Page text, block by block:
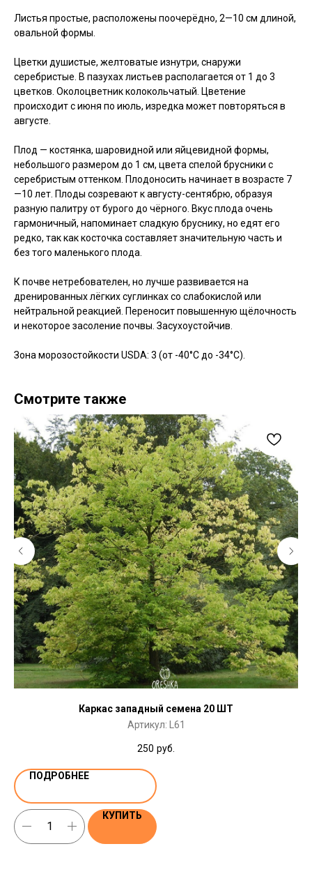
Листья простые, расположены поочерёдно, 2—10 см длиной,
овальной формы.
Цветки душистые, желтоватые изнутри, снаружи
серебристые. В пазухах листьев располагается от 1 до 3
цветков. Околоцветник колокольчатый. Цветение
происходит с июня по июль, изредка может повторяться в
августе.
Плод — костянка, шаровидной или яйцевидной формы,
небольшого размером до 1 см, цвета спелой брусники с
серебристым оттенком. Плодоносить начинает в возрасте 7
—10 лет. Плоды созревают к августу-сентябрю, образуя
разную палитру от бурого до чёрного. Вкус плода очень
гармоничный, напоминает сладкую бруснику, но едят его
редко, так как косточка составляет значительную часть и
без того маленького плода.
К почве нетребователен, но лучше развивается на
дренированных лёгких суглинках со слабокислой или
нейтральной реакцией. Переносит повышенную щёлочность
и некоторое засоление почвы. Засухоустойчив.
Зона морозостойкости USDA: 3 (от -40°C до -34°C).
Смотрите также
Каркас западный семена 20 ШТ
Артикул: L61
250 руб.
ПОДРОБНЕЕ
КУПИТЬ